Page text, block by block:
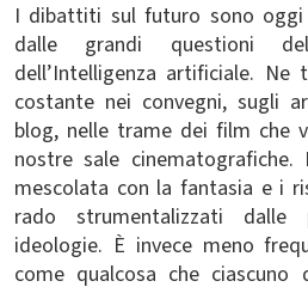
I dibattiti sul futuro sono
dalle grandi questioni
dell’Intelligenza artificiale. Ne
costante nei convegni, sugli
blog, nelle trame dei film che
nostre sale cinematografiche.
mescolata con la fantasia e i
rado strumentalizzati dalle
ideologie. È invece meno
come qualcosa che